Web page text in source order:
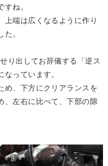
ね。
上端は広くなるように作り
。
り出してお辞儀する「逆ス
っています。
め、下方にクリアランスを
、左右に比べて、下部の隙